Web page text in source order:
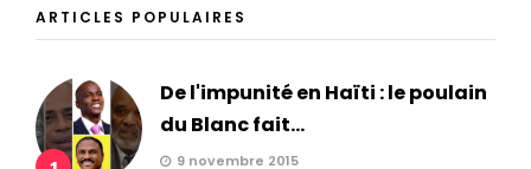
ARTICLES POPULAIRES
De l'impunité en Haïti : le poulain
du Blanc fait...
9 novembre 2015